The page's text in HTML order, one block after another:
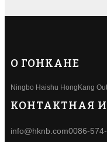
О ГОНКАНЕ
Ningbo Haishu HongKang
КОНТАКТНАЯ
info@hknb.com0086-